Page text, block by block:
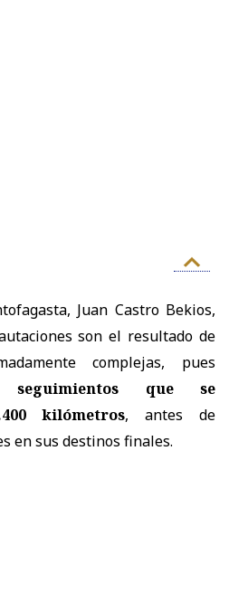
Juan Castro Bekios,
son el resultado de
complejas, pues
seguimientos que se
kilómetros, antes de
en sus destinos finales.